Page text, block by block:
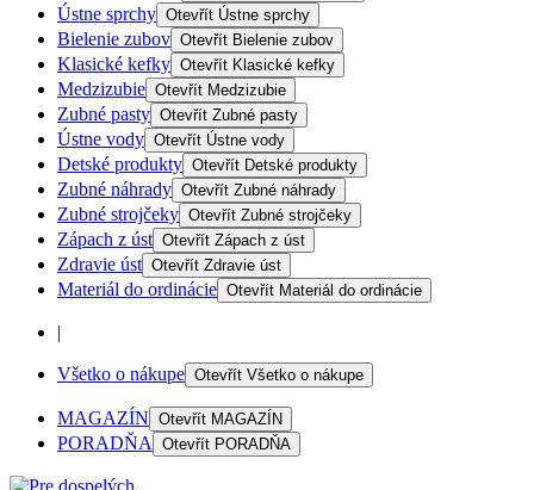
Ústne sprchy Otevřít Ústne sprchy
Bielenie zubov Otevřít Bielenie zubov
Klasické kefky Otevřít Klasické kefky
Medzizubie Otevřít Medzizubie
Zubné pasty Otevřít Zubné pasty
Ústne vody Otevřít Ústne vody
Detské produkty Otevřít Detské produkty
Zubné náhrady Otevřít Zubné náhrady
Zubné strojčeky Otevřít Zubné strojčeky
Zápach z úst Otevřít Zápach z úst
Zdravie úst Otevřít Zdravie úst
Materiál do ordinácie Otevřít Materiál do ordinácie
|
Všetko o nákupe Otevřít Všetko o nákupe
MAGAZÍN Otevřít MAGAZÍN
PORADŇA Otevřít PORADŇA